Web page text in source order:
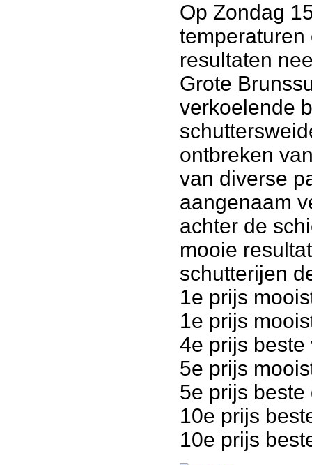
Op Zondag
temperaturen
resultaten
Grote
verkoelende
ontbreken
van diverse
aangenaam
achter de
mooie
schutterijen
1e prijs
1e prijs
4e prijs
5e prijs
5e prijs beste
10e prijs
10e prijs